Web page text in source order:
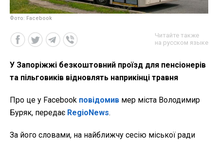
Фото: Facebook
Читайте также
на русском языке
У Запоріжжі безкоштовний проїзд для пенсіонерів
та пільговиків відновлять наприкінці травня
Про це у Facebook повідомив мер міста Володимир
Буряк, передає RegioNews.
За його словами, на найближчу сесію міської ради